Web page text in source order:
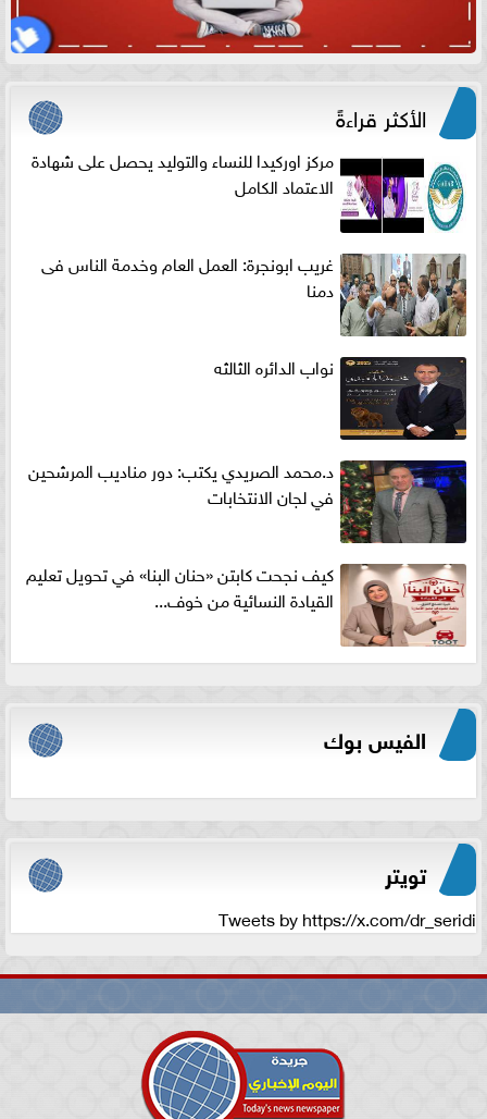
الأكثر قراءةً
مركز اوركيدا للنساء والتوليد يحصل على شهادة
الاعتماد الكامل
غريب ابونجرة: العمل العام وخدمة الناس فى
دمنا
نواب الدائره الثالثه
د.محمد الصريدي يكتب: دور مناديب المرشحين
في لجان الانتخابات
كيف نجحت كابتن «حنان البنا» في تحويل تعليم
القيادة النسائية من خوف...
الفيس بوك
تويتر
Tweets by https://x.com/dr_seridi